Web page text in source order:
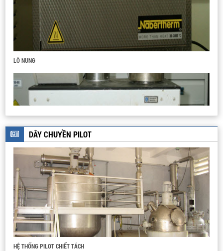
LÒ NUNG
HỆ PHẢN ỨNG PHA LỎNG ÁP SUẤT CAO
DÂY CHUYỀN PILOT
DÂY CHUYỀN SẢN XUẤT THUỐC TUYỂN
DÂY CHUYỀN SẢN XUẤT BIODIESEL
HỆ THỐNG PILOT CHIẾT TÁCH